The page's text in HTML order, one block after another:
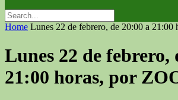
Home Lunes 22 de febrero, de 20:00 a
Lunes 22 de febrero,
21:00 horas, por